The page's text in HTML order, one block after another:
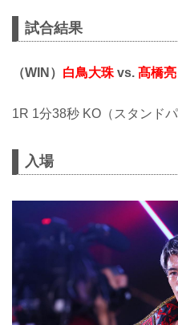
試合結果
（WIN） 白鳥大珠 vs. 髙橋亮
1R 1分38秒 KO（スタンドパ
入場